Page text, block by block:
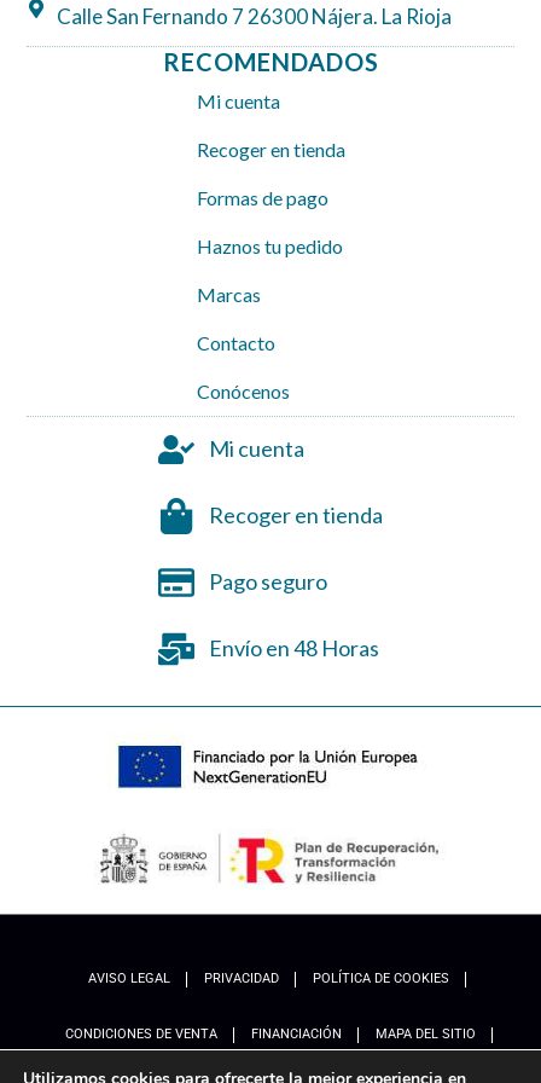
Calle San Fernando 7 26300 Nájera. La Rioja
RECOMENDADOS
Mi cuenta
Recoger en tienda
Formas de pago
Haznos tu pedido
Marcas
Contacto
Conócenos
Mi cuenta
Recoger en tienda
Pago seguro
Envío en 48 Horas
AVISO LEGAL PRIVACIDAD POLÍTICA DE COOKIES
CONDICIONES DE VENTA FINANCIACIÓN MAPA DEL SITIO